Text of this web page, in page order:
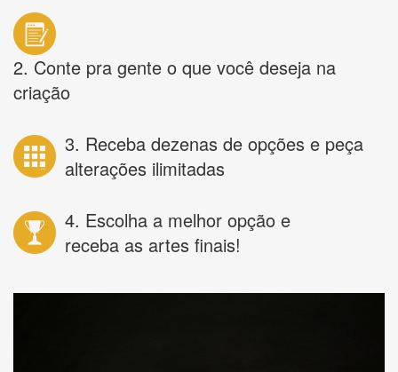
2. Conte pra gente o que você deseja na
criação
3. Receba dezenas de opções e peça
alterações ilimitadas
4. Escolha a melhor opção e
receba as artes finais!